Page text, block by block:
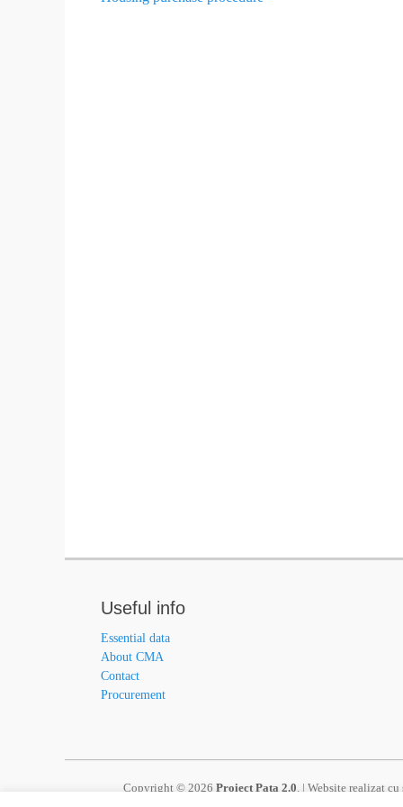
Useful info
Essential data
About CMA
Contact
Procurement
Copyright © 2026 Proiect Pata 2.0. | Website realizat